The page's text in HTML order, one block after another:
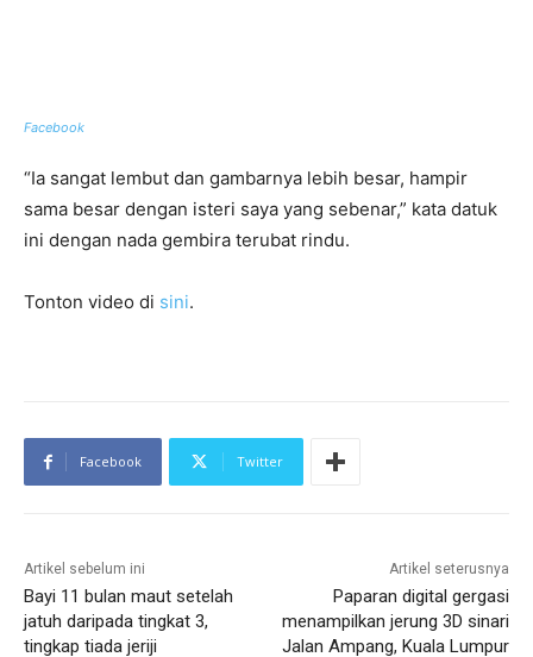
Facebook
“Ia sangat lembut dan gambarnya lebih besar, hampir
sama besar dengan isteri saya yang sebenar,” kata datuk
ini dengan nada gembira terubat rindu.
Tonton video di sini.
Facebook Twitter
Artikel sebelum ini
Bayi 11 bulan maut setelah
jatuh daripada tingkat 3,
tingkap tiada jeriji
Artikel seterusnya
Paparan digital gergasi
menampilkan jerung 3D sinari
Jalan Ampang, Kuala Lumpur